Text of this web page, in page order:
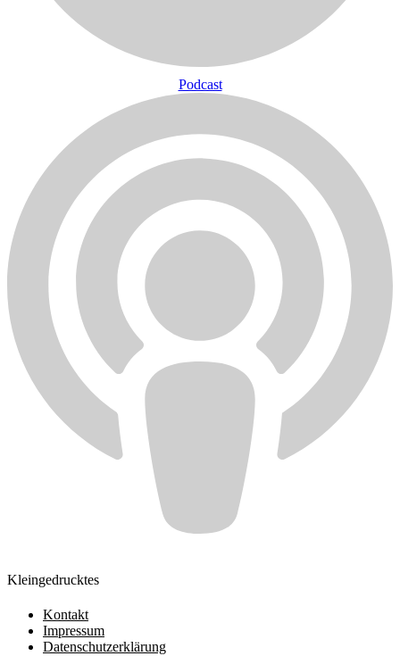
Podcast
Kleingedrucktes
Kontakt
Impressum
Datenschutzerklärung